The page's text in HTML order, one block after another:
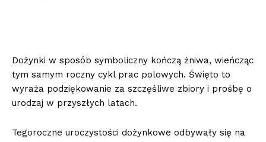
Dożynki w sposób symboliczny kończą żniwa, wieńcząc
tym samym roczny cykl prac polowych. Święto to
wyraża podziękowanie za szczęśliwe zbiory i prośbę o
urodzaj w przyszłych latach.
Tegoroczne uroczystości dożynkowe odbywały się na